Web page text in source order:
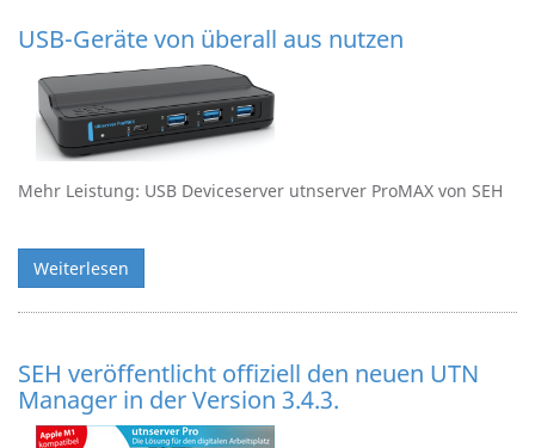
USB-Geräte von überall aus nutzen
Mehr Leistung: USB Deviceserver utnserver ProMAX von SEH
Weiterlesen
SEH veröffentlicht offiziell den neuen UTN
Manager in der Version 3.4.3.